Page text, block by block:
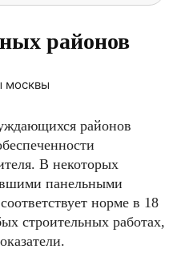
районов
районов
В некоторых
панельными
норме в 18
строительных работах,